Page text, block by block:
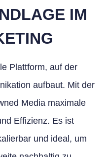
IM
Plattform, auf der
aufbaut. Mit der
Media maximale
Effizienz. Es ist
und ideal, um